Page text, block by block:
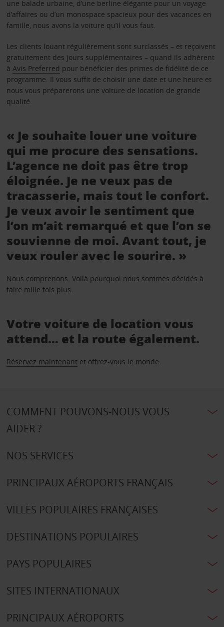
une balade urbaine, d’une berline élégante pour un voyage
d’affaires ou d’un monospace spacieux pour des vacances en
famille, nous avons la voiture qu’il vous faut.
Les clients louant régulièrement sont surclassés – et reçoivent
gratuitement des jours supplémentaires – quand ils adhèrent
à Avis Preferred pour bénéficier des primes de fidélité de ce
programme. Il vous suffit de choisir une date et une heure et
nous vous préparerons une voiture de location de grande
qualité.
« Je souhaite louer une voiture
qui me procure des sensations.
L’agence ne doit pas être trop
éloignée. Je ne veux pas de
tracasserie, mais tout le confort.
Je veux avoir le sentiment que
l’on m’ait remarqué et que l’on se
souvienne de moi. Avant tout, je
veux rouler avec le sourire. »
Nous comprenons. Voilà pourquoi nous sommes décidés à
faire mille fois plus.
Votre voiture de location vous
attend… et la route également.
Réservez maintenantet offrez-vous le monde.
COMMENT POUVONS-NOUS VOUS
AIDER ?
NOS SERVICES
PRINCIPAUX AÉROPORTS FRANÇAIS
VILLES POPULAIRES FRANÇAISES
DESTINATIONS POPULAIRES
PAYS POPULAIRES
SITES INTERNATIONAUX
PRINCIPAUX AÉROPORTS